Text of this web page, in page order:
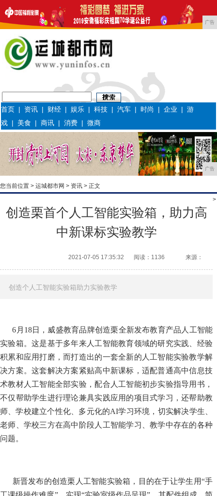
广告
首页 | 资讯 | 财经 |娱乐 |科技 |汽车 | 时尚 |企业 |游
戏 | 美食 |商讯 |消费 |微商
广告
您当前位置 > 运城都市网 > 资讯 > 正文
>
创造栗首个人工智能实验箱，助力高
中新课标实验教学
2021-07-05 17:35:32 阅读：1136 来源：
创造个人工智能实验箱助力实验教学
6月18日，威盛教育品牌创造栗全新发布教育产品人工智能
实验箱。这是基于多年来人工智能教育领域的研究实践、经验
积累和应用打磨，而打造出的一套全新的人工智能实验教学解
决方案。这套解决方案紧贴高中新课标，适配普通高中信息技
术教材人工智能全部实验，配合人工智能初步实验指导用书，
不仅帮助学生进行理论兼具实践应用的项目式学习，还帮助教
师、学校建立个性化、多元化的AI学习环境，切实解决学生、
老师、学校三方在高中阶段人工智能学习、教学中存在的各种
问题。
新晋发布的创造栗人工智能实验箱，目的在于让学生用“手